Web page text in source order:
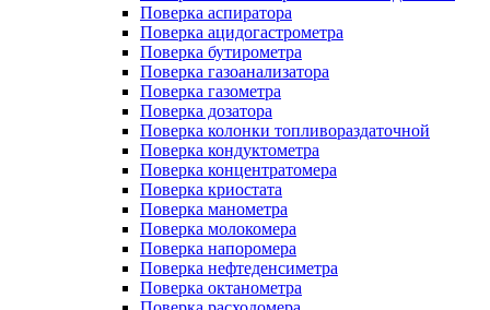
Поверка аспиратора
Поверка ацидогастрометра
Поверка бутирометра
Поверка газоанализатора
Поверка газометра
Поверка дозатора
Поверка колонки топливораздаточной
Поверка кондуктометра
Поверка концентратомера
Поверка криостата
Поверка манометра
Поверка молокомера
Поверка напоромера
Поверка нефтеденсиметра
Поверка октанометра